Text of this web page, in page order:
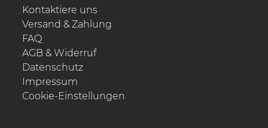
Kontaktiere uns
Versand & Zahlung
FAQ
AGB & Widerruf
Datenschutz
Impressum
Cookie-Einstellungen